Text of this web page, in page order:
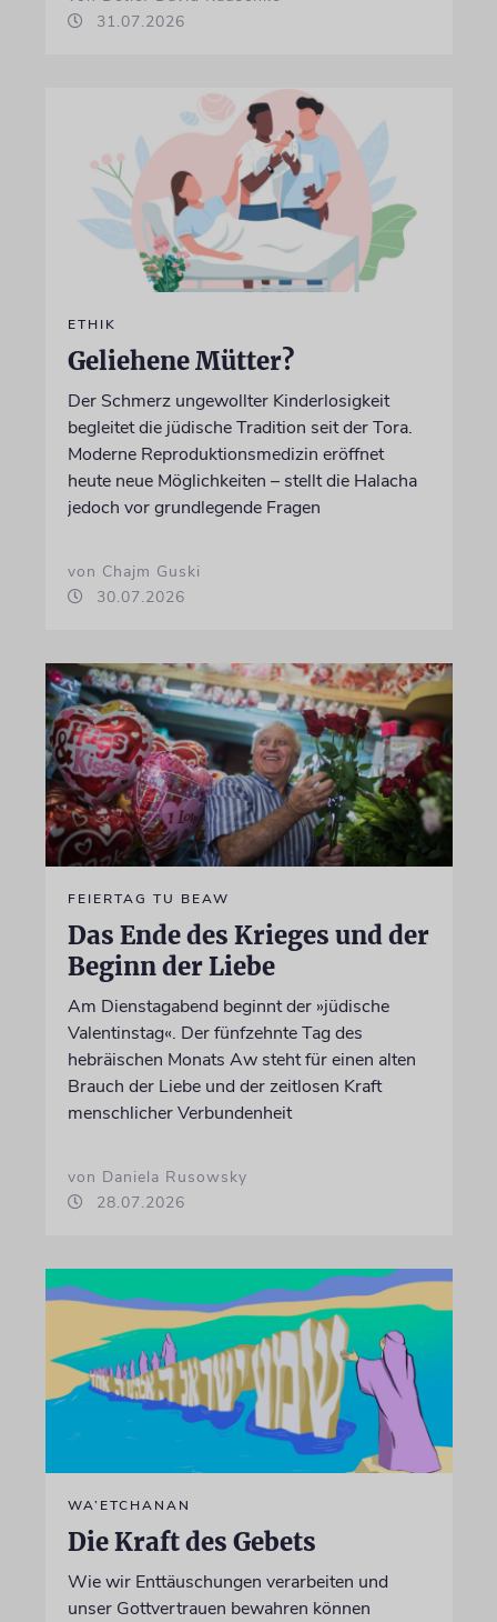
31.07.2026
ETHIK
Geliehene Mütter?
Der Schmerz ungewollter Kinderlosigkeit
begleitet die jüdische Tradition seit der Tora.
Moderne Reproduktionsmedizin eröffnet
heute neue Möglichkeiten – stellt die Halacha
jedoch vor grundlegende Fragen
von Chajm Guski
30.07.2026
FEIERTAG TU BEAW
Das Ende des Krieges und der
Beginn der Liebe
Am Dienstagabend beginnt der »jüdische
Valentinstag«. Der fünfzehnte Tag des
hebräischen Monats Aw steht für einen alten
Brauch der Liebe und der zeitlosen Kraft
menschlicher Verbundenheit
von Daniela Rusowsky
28.07.2026
WA’ETCHANAN
Die Kraft des Gebets
Wie wir Enttäuschungen verarbeiten und
unser Gottvertrauen bewahren können